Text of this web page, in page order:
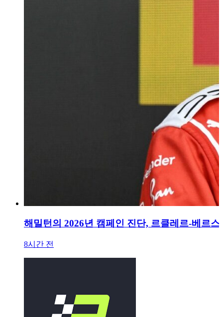
해밀턴의 2026년 캠페인 진단, 르클레르-베르
8시간 전